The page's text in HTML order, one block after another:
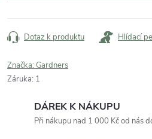
Dotaz k produktu Hlídací
Značka: Gardners
Záruka: 1
DÁREK K NÁKUPU
Při nákupu nad 1 000 Kč od nás